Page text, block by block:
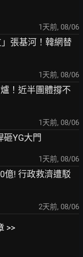
1天前, 08/06
張基河！韓網替
1天前, 08/06
！近半團體撐不
1天前, 08/06
YG大門
1天前, 08/06
億! 行政救濟遭駁
2天前, 08/06
>>